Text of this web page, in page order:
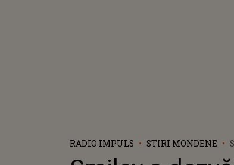
RADIO IMPULS STIRI MONDENE